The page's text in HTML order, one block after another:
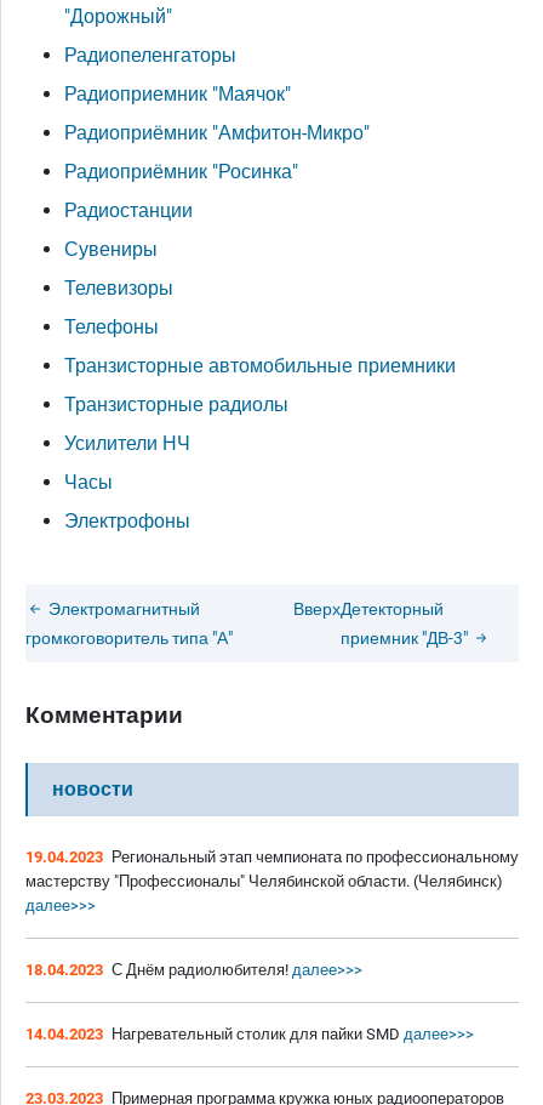
"Дорожный"
Радиопеленгаторы
Радиоприемник "Маячок"
Радиоприёмник "Амфитон-Микро"
Радиоприёмник "Росинка"
Радиостанции
Сувениры
Телевизоры
Телефоны
Транзисторные автомобильные приемники
Транзисторные радиолы
Усилители НЧ
Часы
Электрофоны
Электромагнитный
громкоговоритель типа "А"
ВверхДетекторный
приемник "ДВ-3"
Комментарии
новости
19.04.2023 Региональный этап чемпионата по профессиональному
мастерству "Профессионалы" Челябинской области. (Челябинск)
далее>>>
18.04.2023 С Днём радиолюбителя! далее>>>
14.04.2023 Нагревательный столик для пайки SMD далее>>>
23.03.2023 Примерная программа кружка юных радиооператоров